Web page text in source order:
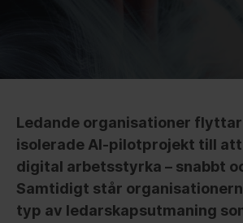
Ledande organisationer
isolerade AI-pilotprojekt till att
digital arbetsstyrka – snabbt
Samtidigt står
typ av ledarskapsutmaning